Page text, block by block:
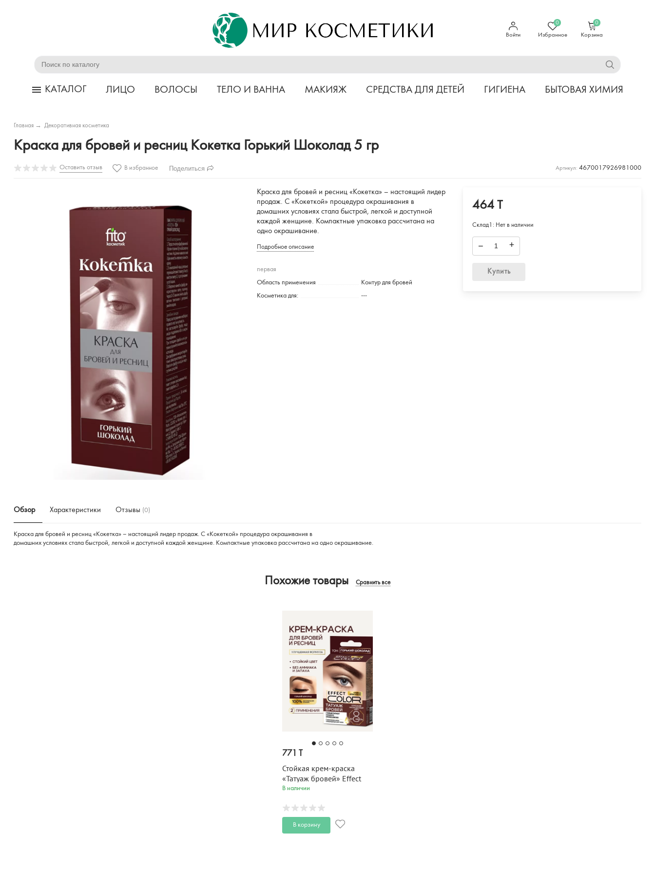
Войти
0
Избранное
0
Корзина
КАТАЛОГ ЛИЦО ВОЛОСЫ ТЕЛО И ВАННА МАКИЯЖ СРЕДСТВА ДЛЯ ДЕТЕЙ ГИГИЕНА БЫТОВАЯ ХИМИЯ
Главная → Декоративная косметика
Краска для бровей и ресниц Кокетка Горький Шоколад 5 гр
Оставить отзыв В избранное Поделиться Артикул: 4670017926981000
Краска для бровей и ресниц «Кокетка» – настоящий лидер
продаж. С «Кокеткой» процедура окрашивания в
домашних условиях стала быстрой, легкой и доступной
каждой женщине. Компактные упаковка рассчитана на
одно окрашивание.
Подробное описание
первая
Область применения Контур для бровей
Косметика для: ---
464 T
Склад1: Нет в наличии
– +
Купить
Обзор Характеристики Отзывы (0)
Краска для бровей и ресниц «Кокетка» – настоящий лидер продаж. С «Кокеткой» процедура окрашивания в
домашних условиях стала быстрой, легкой и доступной каждой женщине. Компактные упаковка рассчитана на одно окрашивание.
Похожие товары Сравнить все
771 T
Стойкая крем-краска
«Татуаж бровей» Effect
Color Тон Горький
В наличии
В корзину